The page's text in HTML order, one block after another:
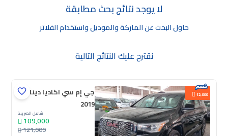
لا يوجد نتائج بحث مطابقة
حاول البحث عن الماركة والموديل واستخدام الفلاتر
نقترح عليك النتائج التالية
12,000
جي إم سي اكاديا دينالي
2019
شامل الضريبة
109,000
121,000